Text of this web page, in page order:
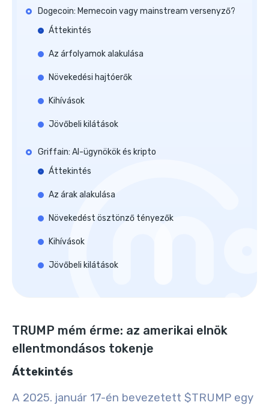
Dogecoin: Memecoin vagy mainstream versenyző?
Áttekintés
Az árfolyamok alakulása
Növekedési hajtóerők
Kihívások
Jövőbeli kilátások
Griffain: AI-ügynökök és kripto
Áttekintés
Az árak alakulása
Növekedést ösztönző tényezők
Kihívások
Jövőbeli kilátások
TRUMP mém érme: az amerikai elnök
ellentmondásos tokenje
Áttekintés
A 2025. január 17-én bevezetett $TRUMP egy